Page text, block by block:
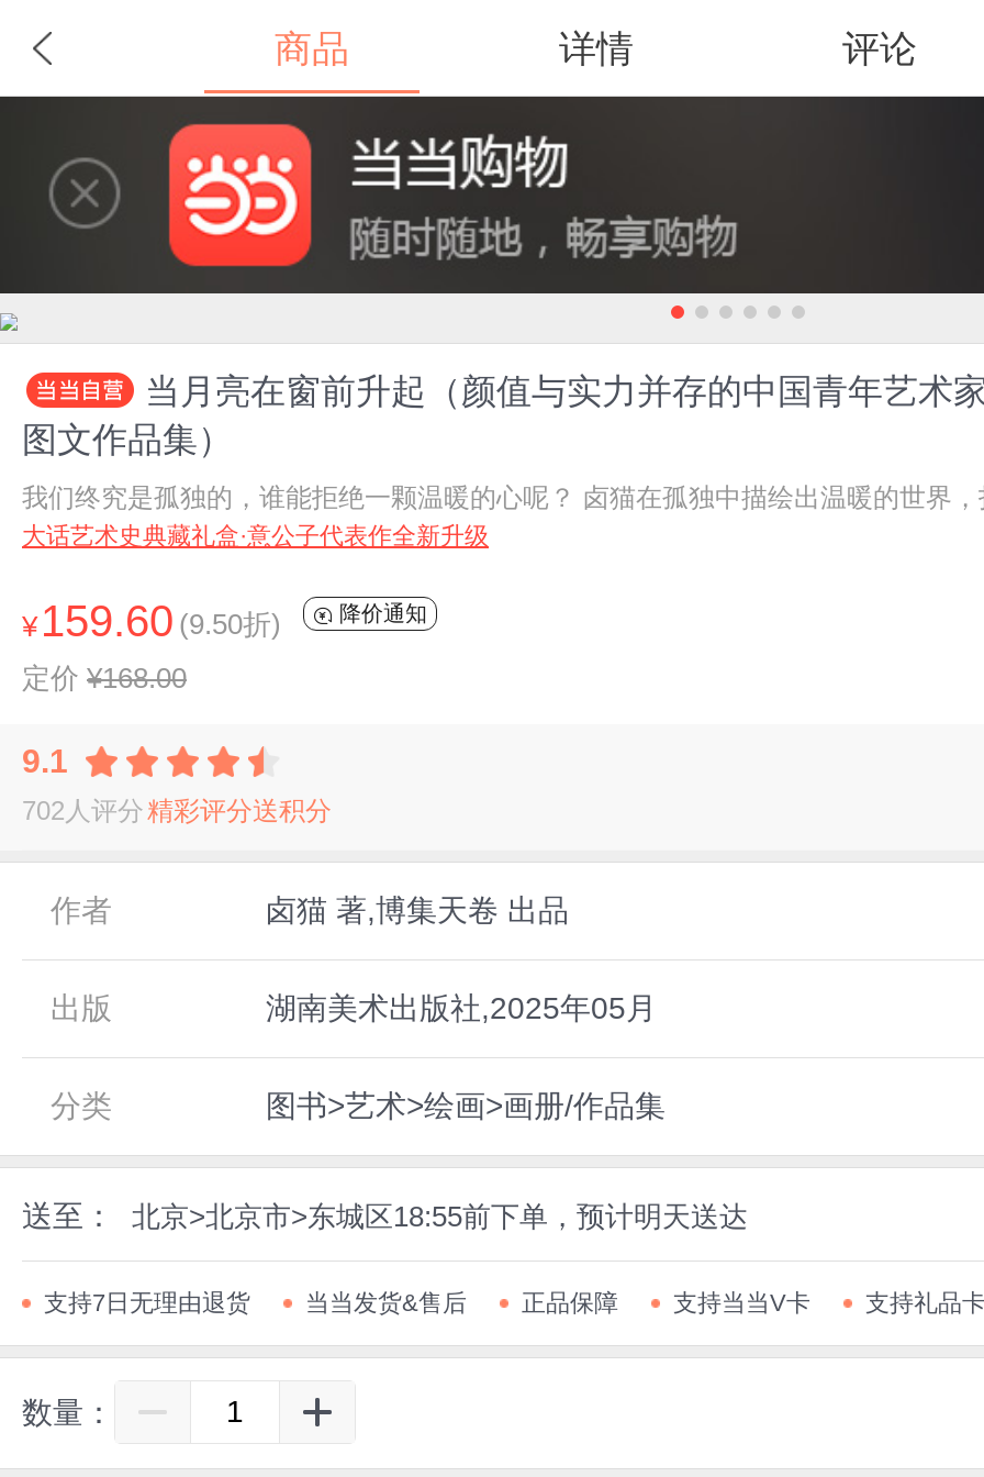
商品 详情 评论
分类
当月亮在窗前升起（颜值与实力并存的中国青年艺术
图文作品集）
我们终究是孤独的，谁能拒绝一颗温暖的心呢？ 卤猫在孤独中描绘出温暖的世界
大话艺术史典藏礼盒·意公子代表作全新升级
¥ 159.60 (9.50折) 降价通知
定价 ¥168.00
9.1
702人评分精彩评分送积分
作者 卤猫 著,博集天卷 出品
出版 湖南美术出版社,2025年05月
分类 图书>艺术>绘画>画册/作品集
送至： 北京>北京市>东城区18:55前下单，预计明天送达
支持7日无理由退货 当当发货&售后 正品保障 支持当当V卡 支持礼品
数量：